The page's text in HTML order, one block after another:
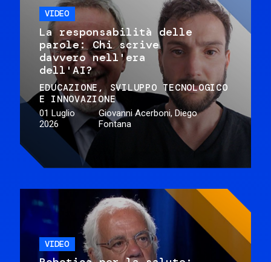
VIDEO
La responsabilità delle
parole: Chi scrive
davvero nell'era
dell'AI?
EDUCAZIONE
SVILUPPO TECNOLOGICO
E INNOVAZIONE
01 Luglio
2026
Giovanni Acerboni, Diego
Fontana
VIDEO